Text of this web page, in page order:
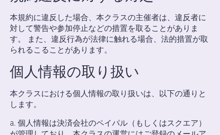
本規約に違反した場合、本クラスの主催者は、違反者に
対して警告や参加停止などの措置を取ることがありま
す。 また、違反行為が法律に触れる場合、法的措置が取
られるこることがあります。
個人情報の取り扱い
本クラスにおける個人情報の取り扱いは、以下の通りと
します。
a. 個人情報は決済会社のペイパル（もしくはスクエア）